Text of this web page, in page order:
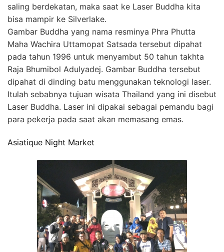
saling berdekatan, maka saat ke Laser Buddha kita
bisa mampir ke Silverlake.
Gambar Buddha yang nama resminya Phra Phutta
Maha Wachira Uttamopat Satsada tersebut dipahat
pada tahun 1996 untuk menyambut 50 tahun takhta
Raja Bhumibol Adulyadej. Gambar Buddha tersebut
dipahat di dinding batu menggunakan teknologi laser.
Itulah sebabnya tujuan wisata Thailand yang ini disebut
Laser Buddha. Laser ini dipakai sebagai pemandu bagi
para pekerja pada saat akan memasang emas.
Asiatique Night Market